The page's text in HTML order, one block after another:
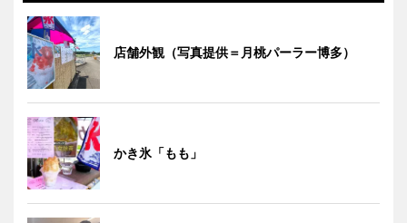
店舗外観（写真提供＝月桃パーラー博多）
かき氷「もも」